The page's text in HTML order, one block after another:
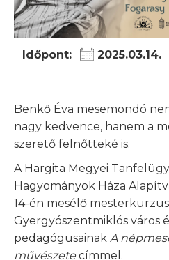
Időpont: 2025.03.14.
Benkő Éva mesemondó
nagy kedvence, hanem a
szerető felnőtteké is.
A Hargita Megyei
Hagyományok Háza
14-én mesélő
Gyergyószentmiklós város
pedagógusainak A
művészete címmel.